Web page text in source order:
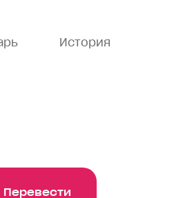
История
Перевести